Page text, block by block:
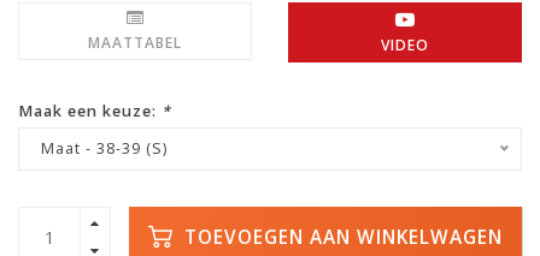
MAATTABEL VIDEO
Maak een keuze: *
Maat - 38-39 (S)
TOEVOEGEN AAN WINKELWAGEN